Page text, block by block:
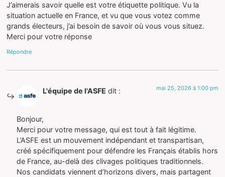
J’aimerais savoir quelle est votre étiquette politique. Vu la
situation actuelle en France, et vu que vous votez comme
grands électeurs, j’ai besoin de savoir où vous vous situez.
Merci pour votre réponse
Répondre
L'équipe de l'ASFE dit : mai 25, 2026 à 1:00 pm
Bonjour,
Merci pour votre message, qui est tout à fait légitime.
L’ASFE est un mouvement indépendant et transpartisan,
créé spécifiquement pour défendre les Français établis hors
de France, au-delà des clivages politiques traditionnels.
Nos candidats viennent d’horizons divers, mais partagent